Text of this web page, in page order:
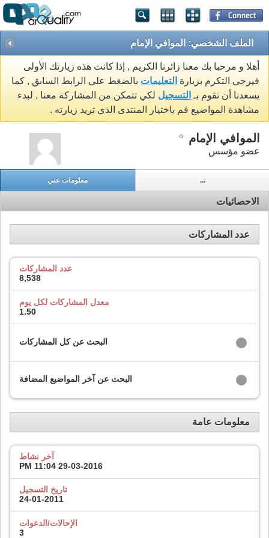
الملف الشخصي: الموافي الإمام
أهلا و مرحبا بك معنا زائرنا الكريم , إذا كانت هذه زيارتك الأولى
فيرجى التكرم بزيارة التعليمات بالضغط على الرابط السابق , كما
يسعدنا أن تقوم بـ التسجيل لكي تتمكن من المشاركة معنا , لبدء
مشاهدة المواضيع قم باختيار المنتدى الذي تريد زيارته .
الموافي الإمام
عضو مؤسس
معلومات عني ...
الاحصائيات
عدد المشاركات
عدد المشاركات
8,538
معدل المشاركات لكل يوم
1.50
البحث عن كل المشاركات
البحث عن آخر المواضيع المضافة
معلومات عامة
آخر نشاط
29-03-2016
11:04 PM
تاريخ التسجيل
24-01-2011
الإحالات/الدعوات
3